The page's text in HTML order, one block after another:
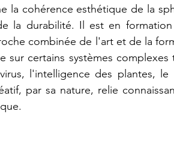
la cohérence esthétique de la
la durabilité. Il est en
combinée de l'art et de la
sur certains systèmes
l'intelligence des plantes, le
par sa nature, relie